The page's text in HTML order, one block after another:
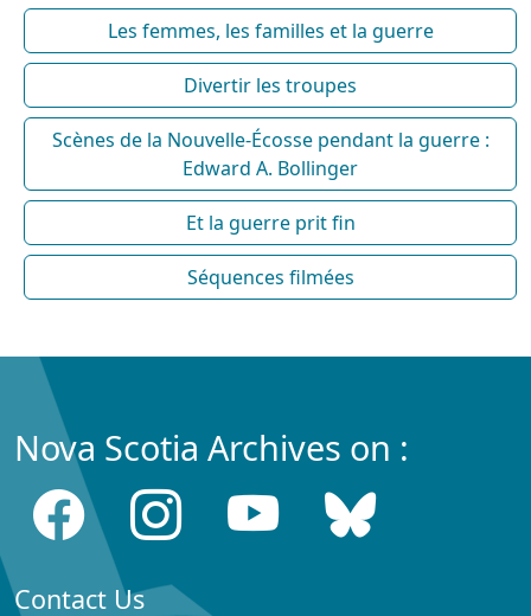
Les femmes, les familles et la guerre
Divertir les troupes
Scènes de la Nouvelle-Écosse pendant la guerre :
Edward A. Bollinger
Et la guerre prit fin
Séquences filmées
Nova Scotia Archives on :
Contact Us